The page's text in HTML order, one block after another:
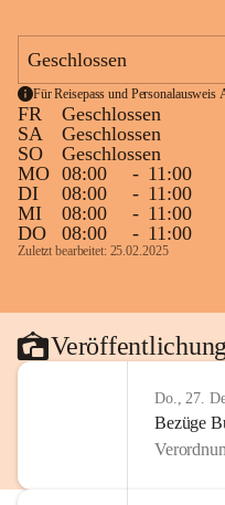
Geschlossen
Für Reisepass und Personalausweis
FR
Geschlossen
SA
Geschlossen
SO
Geschlossen
MO 08:00 - 11:00
DI
08:00 - 11:00
MI
08:00 - 11:00
DO
08:00 - 11:00
Zuletzt bearbeitet: 25.02.2025
Do., 27.
Bezüge